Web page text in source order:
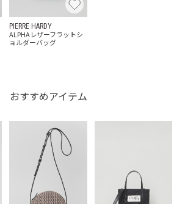
PIERRE HARDY
ALPHAレザーフラットシ
ョルダーバッグ
おすすめアイテム